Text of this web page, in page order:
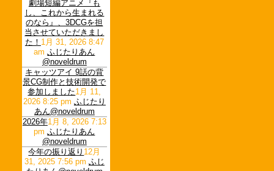
劇場短編アニメ『も
し、これから生まれる
のなら』、3DCGを担
当させていただきまし
た！ 1月 31, 2026 8:47
am ふじたりあん
@noveldrum
キャッツアイ 9話の背
景CG制作と技術開発で
参加しました1月 11,
2026 8:25 pm ふじたり
あん@noveldrum
2026年1月 8, 2026 7:13
pm ふじたりあん
@noveldrum
今年の振り返り 12月
31, 2025 7:56 pm ふじ